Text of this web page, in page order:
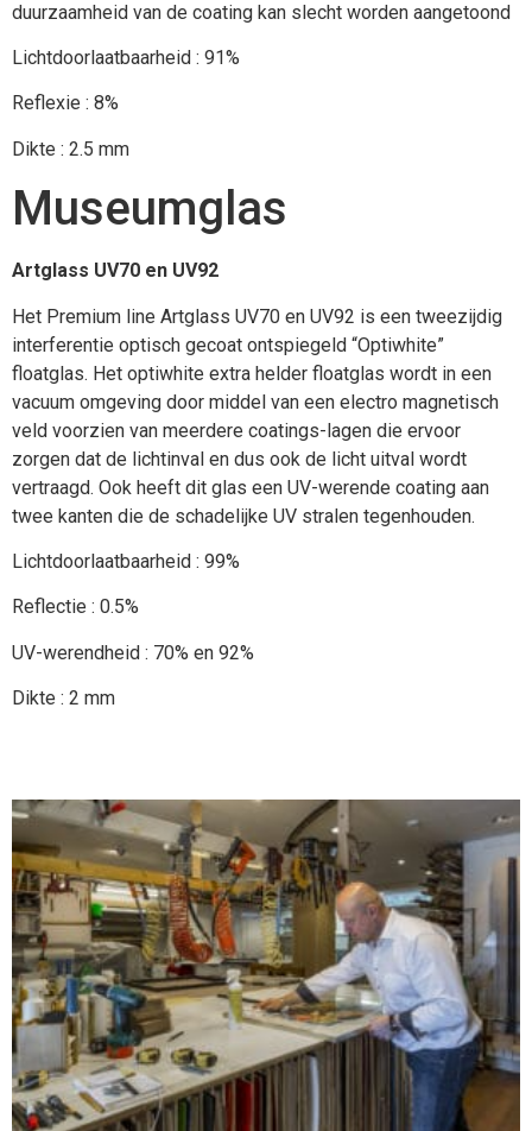
duurzaamheid van de coating kan slecht worden aangetoond
Lichtdoorlaatbaarheid : 91%
Reflexie : 8%
Dikte : 2.5 mm
Museumglas
Artglass UV70 en UV92
Het Premium line Artglass UV70 en UV92 is een tweezijdig
interferentie optisch gecoat ontspiegeld “Optiwhite”
floatglas. Het optiwhite extra helder floatglas wordt in een
vacuum omgeving door middel van een electro magnetisch
veld voorzien van meerdere coatings-lagen die ervoor
zorgen dat de lichtinval en dus ook de licht uitval wordt
vertraagd. Ook heeft dit glas een UV-werende coating aan
twee kanten die de schadelijke UV stralen tegenhouden.
Lichtdoorlaatbaarheid : 99%
Reflectie : 0.5%
UV-werendheid : 70% en 92%
Dikte : 2 mm